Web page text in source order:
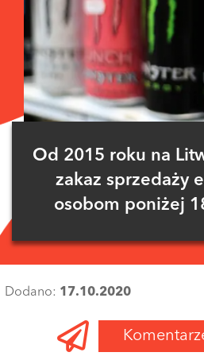
Od 2015 roku na
zakaz sprzedaży
osobom poniżej
Dodano: 17.10.2020